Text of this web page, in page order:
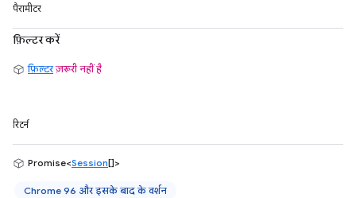
पैरामीटर
फ़िल्टर करें
फ़िल्टर ज़रूरी नहीं है
रिटर्न
Promise<Session[]>
Chrome 96 और इसके बाद के वर्शन